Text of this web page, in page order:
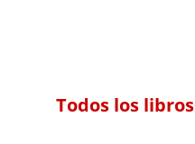
Todos los libros